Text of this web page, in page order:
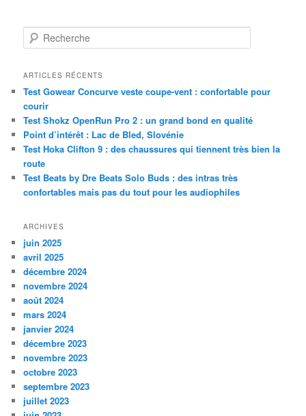
e
h
r
c
h
e
ARTICLES RÉCENTS
Test Gowear Concurve veste coupe-vent : confortable pour
courir
Test Shokz OpenRun Pro 2 : un grand bond en qualité
Point d’intérêt : Lac de Bled, Slovénie
Test Hoka Clifton 9 : des chaussures qui tiennent très bien la
route
Test Beats by Dre Beats Solo Buds : des intras très
confortables mais pas du tout pour les audiophiles
ARCHIVES
juin 2025
avril 2025
décembre 2024
novembre 2024
août 2024
mars 2024
janvier 2024
décembre 2023
novembre 2023
octobre 2023
septembre 2023
juillet 2023